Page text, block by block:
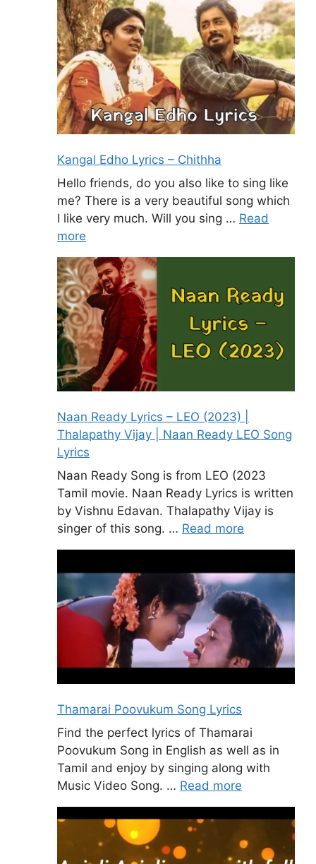
Kangal Edho Lyrics – Chithha
Hello friends, do you also like to sing like
me? There is a very beautiful song which
I like very much. Will you sing … Read
more
Naan Ready Lyrics – LEO (2023) |
Thalapathy Vijay | Naan Ready LEO Song
Lyrics
Naan Ready Song is from LEO (2023
Tamil movie. Naan Ready Lyrics is written
by Vishnu Edavan. Thalapathy Vijay is
singer of this song. … Read more
Thamarai Poovukum Song Lyrics
Find the perfect lyrics of Thamarai
Poovukum Song in English as well as in
Tamil and enjoy by singing along with
Music Video Song. … Read more